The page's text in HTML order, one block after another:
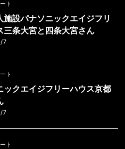
ト
施設パナソニックエイジフリ
三条大宮と四条大宮さん
7
ト
ックエイジフリーハウス京都
7
ト